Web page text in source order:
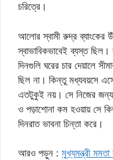
চরিত্রে।
আলোর স্বামী রুদ্র ব্যাংকের
স্বাভাবিকভাবেই ব্যস্ত
দিনগুলি ঘরের চার দেয়ালে
ছিল না। কিন্তু মধ্যবয়সে
এতটুকুই নয়। সে নিজের জন্য
ও পড়াশোনা কম হওয়ায় সে
দিনরাত ভাবনা চিন্তা করে।
আরও পড়ুন : মুখ্যমন্ত্রী মমতা